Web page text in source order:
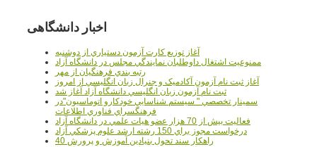
اخبار دانشگاهی
آغاز توزيع کارت آزمون دستياري از دوشنبه
ممنوعيت اشتغال داوطلبان نمايندگي مجلس در دانشگاه آزاد
رتبه بندي فرهنگيان از مهر
آغاز ثبت نام آزمون آکادميک و جنرال زبان انگليسي از امروز
ثبت نام آزمون زبان انگليسي دانشگاه آزاد آغاز شد
سمينار تخصصي " سيستم شناسايي خودکارو اتوماسيون"در
فرهنگسراي فناوري اطلاعات
فعاليت بيش از 70 هزار عضو هيات علمي در دانشگاه آزاد
درخواست مجوز براي 150 رشته ارشد علوم پزشکي آزاد
40 راهکار سند تحول بنيادين آموزش و پرورش